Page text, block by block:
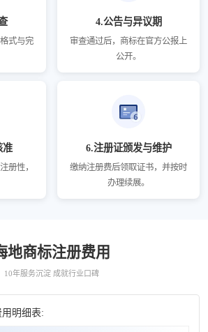
式与完
4.公告与异议期
审查通过后，商标在官方公报上
公开。
准
册性，
6.注册证颁发与维护
缴纳注册费后领取证书，并按时
办理续展。
地商标注册费用
10年服务沉淀 成就行业口碑
明细表: